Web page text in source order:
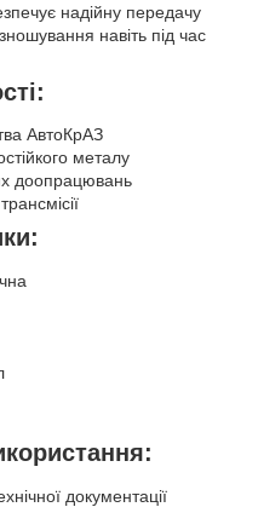
надійну передачу
навіть під час
АвтоКрАЗ
металу
доопрацювань
документації